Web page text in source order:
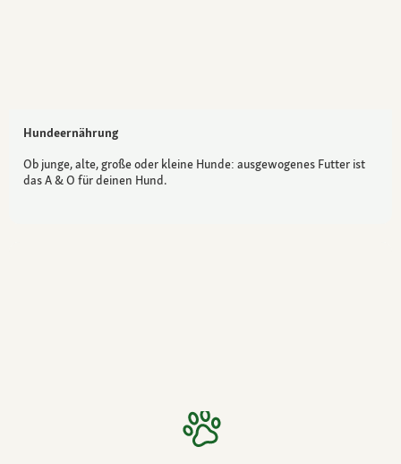
Hundeernährung
Ob junge, alte, große oder kleine Hunde: ausgewogenes Futter ist
das A & O für deinen Hund.